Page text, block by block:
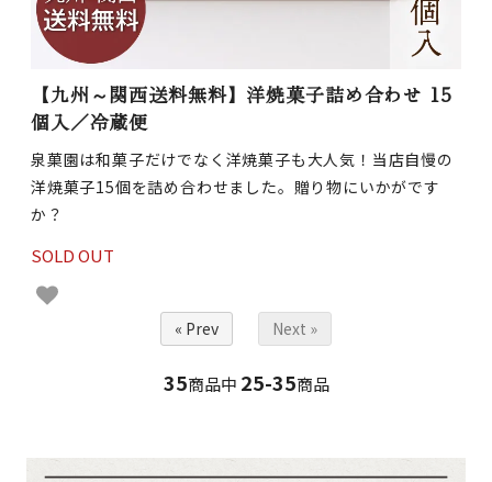
【九州～関西送料無料】洋焼菓子詰め合わせ 15
個入／冷蔵便
泉菓園は和菓子だけでなく洋焼菓子も大人気！当店自慢の
洋焼菓子15個を詰め合わせました。贈り物にいかがです
か？
SOLD OUT
« Prev Next »
35商品中 25-35商品